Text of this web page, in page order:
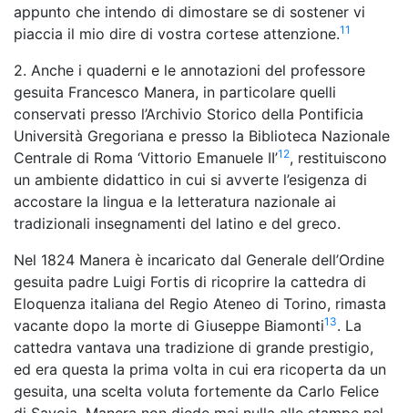
appunto che intendo di dimostare se di sostener vi
piaccia il mio dire di vostra cortese attenzione.11
2. Anche i quaderni e le annotazioni del professore
gesuita Francesco Manera, in particolare quelli
conservati presso l’Archivio Storico della Pontificia
Università Gregoriana e presso la Biblioteca Nazionale
Centrale di Roma ‘Vittorio Emanuele II’12, restituiscono
un ambiente didattico in cui si avverte l’esigenza di
accostare la lingua e la letteratura nazionale ai
tradizionali insegnamenti del latino e del greco.
Nel 1824 Manera è incaricato dal Generale dell’Ordine
gesuita padre Luigi Fortis di ricoprire la cattedra di
Eloquenza italiana del Regio Ateneo di Torino, rimasta
vacante dopo la morte di Giuseppe Biamonti13. La
cattedra vantava una tradizione di grande prestigio,
ed era questa la prima volta in cui era ricoperta da un
gesuita, una scelta voluta fortemente da Carlo Felice